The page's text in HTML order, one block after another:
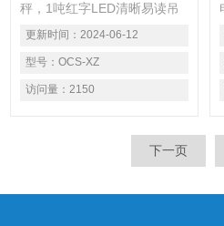
秤，1吨红字LED清晰易读吊
称, 可选配无线显示仪表，数
据无线传输距离200米，使吊
秤同时具备直视吊秤和无线吊
秤的优点。 可选配高温隔热
和防腐型。
更新时间： 2024-06-12
型号： OCS-XZ
访问量： 2150
下一页